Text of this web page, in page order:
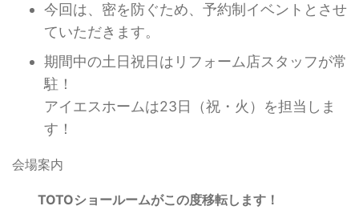
今回は、密を防ぐため、予約制イベントとさせ
ていただきます。
期間中の土日祝日はリフォーム店スタッフが常
駐！
アイエスホームは23日（祝・火）を担当しま
す！
会場案内
TOTOショールームがこの度移転します！